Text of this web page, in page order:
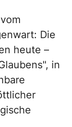
Die
heute –
in